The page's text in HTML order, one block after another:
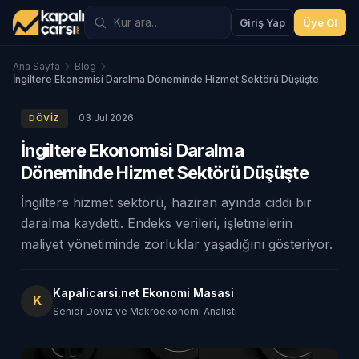
Giriş Yap Üye Ol
Ana Sayfa
Blog
İngiltere Ekonomisi Daralma Döneminde Hizmet Sektörü Düşüşte
DÖVIZ 03 Jul 2026
İngiltere Ekonomisi Daralma
Döneminde Hizmet Sektörü Düşüşte
İngiltere hizmet sektörü, haziran ayında ciddi bir
daralma kaydetti. Endeks verileri, işletmelerin
maliyet yönetiminde zorluklar yaşadığını gösteriyor.
K Kapalicarsi.net Ekonomi Masasi
Senior Doviz ve Makroekonomi Analisti